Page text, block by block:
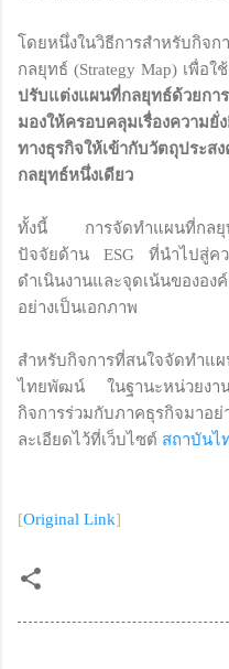
โดยหนึ่งในวิธีการสำหรับกิจ
กลยุทธ์ (Strategy Map) เพื่อ
ปรับแต่งแผนที่กลยุทธ์ด้วยกา
มองให้ครอบคลุมเรื่องความ
ทางธุรกิจให้เข้ากับวัตถุประ
กลยุทธ์หนึ่งเดียว
ทั้งนี้ การจัดทำแผนที่กลยุท
ปัจจัยด้าน ESG ที่นำไปสู่ค
ดำเนินงานและจุดเน้นขององ
อย่างเป็นเอกภาพ
สำหรับกิจการที่สนใจจัดทำแ
ไทยพัฒน์ ในฐานะหน่วยงาน
กิจการร่วมกับภาคธุรกิจมาอ
ละเอียดไว้ที่เว็บไซต์ สถาบัน
[Original Link]